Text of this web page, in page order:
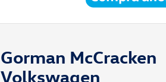
Gorman McCracken
Volkswagen